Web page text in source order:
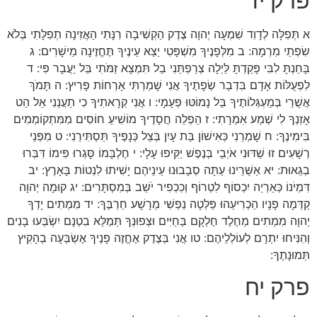
א תְּפִלָּה לְדָוִד שִׁמְעָה יְהוָה צֶדֶק הַקְשִׁיבָה רִנָּתִי הַאֲזִינָה תְפִלָּתִי בְּלֹא
שִׂפְתֵי מִרְמָה: ב מִלְּפָנֶיךָ מִשְׁפָּטִי יֵצֵא עֵינֶיךָ תֶּחֱזֶינָה מֵישָׁרִים: ג
בָּחַנְתָּ לִבִּי פָּקַדְתָּ לַּיְלָה צְרַפְתַּנִי בַל תִּמְצָא זַמֹּתִי בַּל יַעֲבָר פִּי: ד
לִפְעֻלּוֹת אָדָם בִּדְבַר שְׂפָתֶיךָ אֲנִי שָׁמַרְתִּי אָרְחוֹת פָּרִיץ: ה תָּמֹךְ
אֲשֻׁרַי בְּמַעְגְּלוֹתֶיךָ בַּל נָמוֹטּוּ פְעָמָי: ו אֲנִי קְרָאתִיךָ כִי תַעֲנֵנִי אֵל הַט
אָזְנְךָ לִי שְׁמַע אִמְרָתִי: ז הַפְלֵה חֲסָדֶיךָ מוֹשִׁיעַ חוֹסִים מִמִּתְקוֹמְמִים
בִּימִינֶךָ: ח שָׁמְרֵנִי כְּאִישׁוֹן בַּת עָיִן בְּצֵל כְּנָפֶיךָ תַּסְתִּירֵנִי: ט מִפְּנֵי
רְשָׁעִים זוּ שַׁדּוּנִי אֹיְבַי בְּנֶפֶשׁ יַקִּיפוּ עָלָי: י חֶלְבָּמוֹ סָּגְרוּ פִּימוֹ דִּבְּרוּ
בְגֵאוּת: יא אַשֻּׁרֵינוּ עַתָּה סְבָבוּנוּ עֵינֵיהֶם יָשִׁיתוּ לִנְטוֹת בָּאָרֶץ: יב
דִּמְיֹנוֹ כְּאַרְיֵה יִכְסוֹף לִטְרוֹף וְכִכְפִיר יֹשֵׁב בְּמִסְתָּרִים: יג קוּמָה יְהוָה
קַדְּמָה פָנָיו הַכְרִיעֵהוּ פַּלְּטָה נַפְשִׁי מֵרָשָׁע חַרְבֶּךָ: יד מִמְתִים יָדְךָ
יְהוָה מִמְתִים מֵחֶלֶד חֶלְקָם בַּחַיִּים וּצְפוּנְךָ תְּמַלֵּא בִטְנָם יִשְׂבְּעוּ בָנִים
וְהִנִּיחוּ יִתְרָם לְעוֹלְלֵיהֶם: טו אֲנִי בְּצֶדֶק אֶחֱזֶה פָנֶיךָ אֶשְׂבְּעָה בְהָקִיץ
תְּמוּנָתֶךָ:
פרק יח